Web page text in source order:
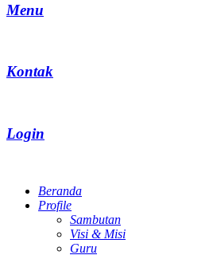
Menu
Kontak
Login
Beranda
Profile
Sambutan
Visi & Misi
Guru